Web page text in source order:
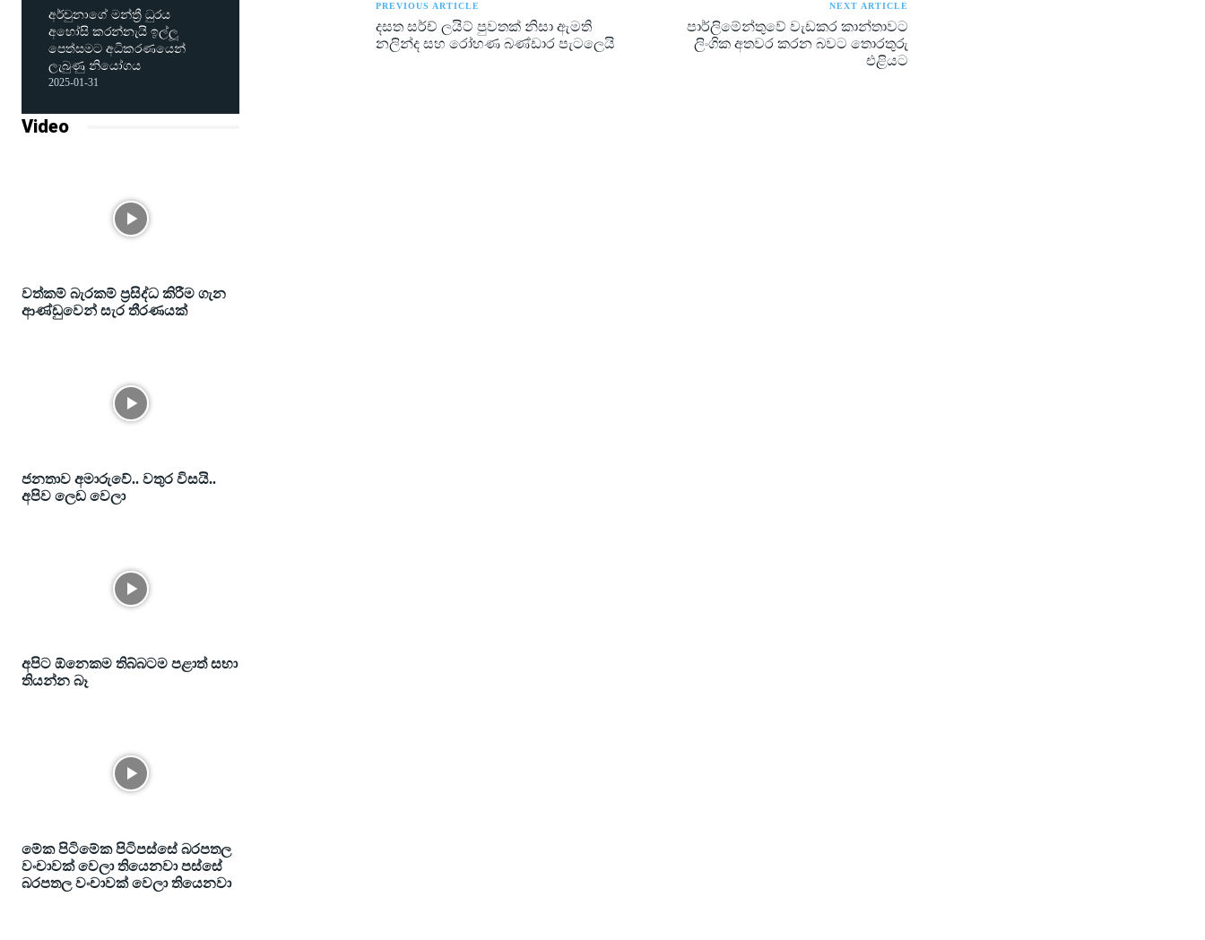
අර්චුනාගේ මන්ත්‍රී ධුරය
අහෝසි කරන්නැයි ඉල්ලූ
පෙත්සමට අධිකරණයෙන්
ලැබුණු නියෝගය
2025-01-31
Video
වත්කම් බැරකම් ප්‍රසිද්ධ කිරීම ගැන
ආණ්ඩුවෙන් සැර තීරණයක්
ජනතාව අමාරුවේ.. වතුර විසයි..
අපිව ලෙඩ වෙලා
අපිට ඕනෙකම තිබ්බටම පළාත් සභා
තියන්න බෑ
මේක පිටිමේක පිටිපස්සේ බරපතල
වංචාවක් වෙලා තියෙනවා පස්සේ
බරපතල වංචාවක් වෙලා තියෙනවා
PREVIOUS ARTICLE
දසත සර්ච් ලයිට් පුවතක් නිසා ඇමති
නලින්ද සහ රෝහණ බණ්ඩාර පැටලෙයි
NEXT ARTICLE
පාර්ලිමේන්තුවේ වැඩකර කාන්තාවට
ලිංගික අතවර කරන බවට තොරතුරු
එළියට